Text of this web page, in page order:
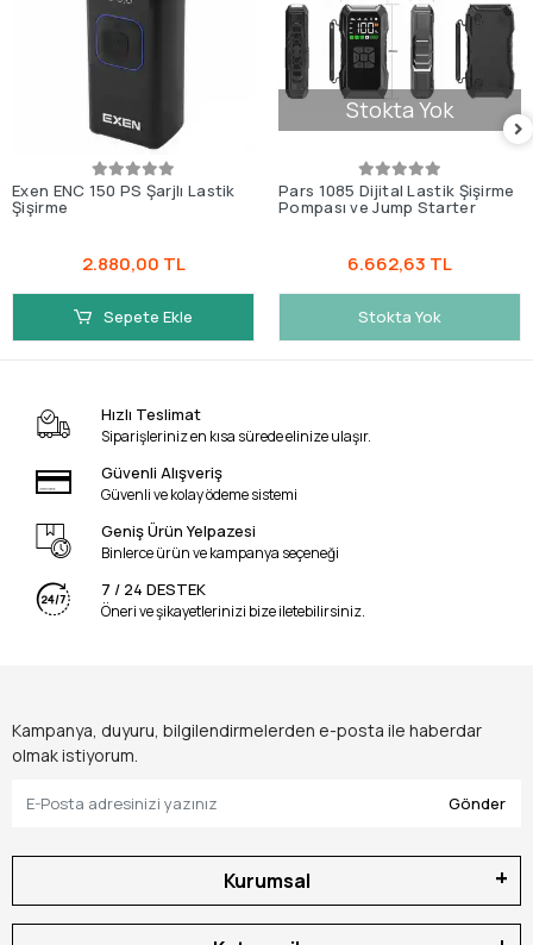
Exen ENC 150 PS Şarjlı Lastik
Şişirme
2.880,00 TL
Sepete Ekle
Stokta Yok
Pars 1085 Dijital Lastik Şişirme
Pompası ve Jump Starter
6.662,63 TL
Stokta Yok
Hızlı Teslimat
Siparişleriniz en kısa sürede elinize ulaşır.
Güvenli Alışveriş
Güvenli ve kolay ödeme sistemi
Geniş Ürün Yelpazesi
Binlerce ürün ve kampanya seçeneği
7 / 24 DESTEK
Öneri ve şikayetlerinizi bize iletebilirsiniz.
Kampanya, duyuru, bilgilendirmelerden e-posta ile haberdar
olmak istiyorum.
Gönder
Kurumsal